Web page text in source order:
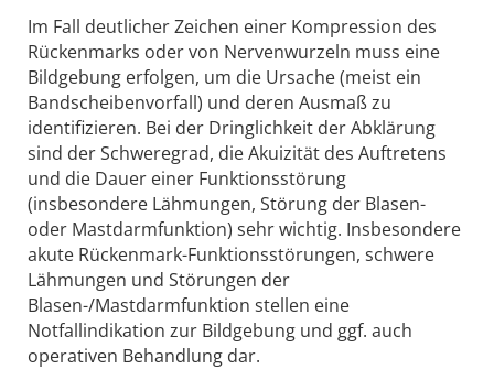
Im Fall deutlicher Zeichen einer Kompression des
Rückenmarks oder von Nervenwurzeln muss eine
Bildgebung erfolgen, um die Ursache (meist ein
Bandscheibenvorfall) und deren Ausmaß zu
identifizieren. Bei der Dringlichkeit der Abklärung
sind der Schweregrad, die Akuizität des Auftretens
und die Dauer einer Funktionsstörung
(insbesondere Lähmungen, Störung der Blasen-
oder Mastdarmfunktion) sehr wichtig. Insbesondere
akute Rückenmark-Funktionsstörungen, schwere
Lähmungen und Störungen der
Blasen-/Mastdarmfunktion stellen eine
Notfallindikation zur Bildgebung und ggf. auch
operativen Behandlung dar.